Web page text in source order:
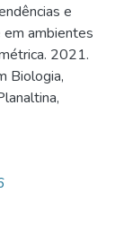
e
em ambientes
2021.
Biologia,